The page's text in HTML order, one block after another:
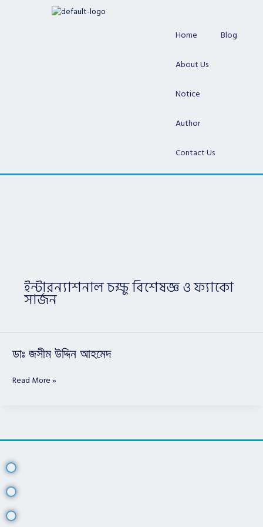
Home Blog
About Us
Notice
Author
Contact Us
ইন্টারন্যাশনাল চক্ষু বিশেষজ্ঞ ও ফ্যাকো
সার্জন
ডাঃ জসীম উদ্দিন আহমেদ
ডাঃ
জসীম
উদ্দিন
আহমেদ
Read More »